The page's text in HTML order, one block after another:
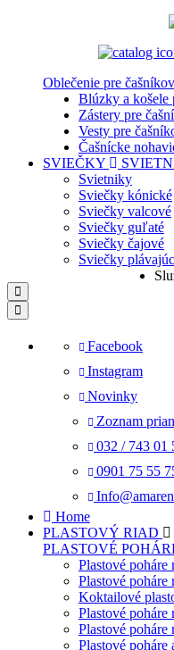
Oblečenie pre čašníkov
Blúzky a košele
Zástery pre
Vesty pre
Čašnícke
SVIEČKY
Svietniky
Sviečky kónické
Sviečky valcové
Sviečky guľaté
Sviečky čajové
Sviečky
Facebook
Instagram
Novinky
Zoznam
032 / 743 01
0901 75 55
Home
PLASTOVÝ RIAD
PLASTOVÉ
Plastové
Plastové poháre
Koktailové
Plastové
Plastové poháre
Plastové poháre